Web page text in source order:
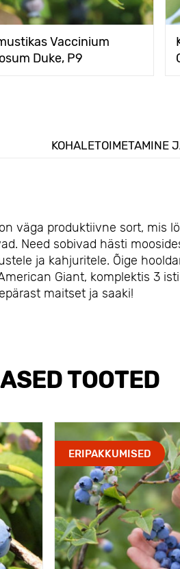
Vaccinium
Duke, P9
KOHALETOIMETAMINE
väga produktiivne sort, mis
Need sobivad hästi
ja kahjuritele. Õige
Giant, komplektis 3
maitset ja saaki!
TOOTED
ERIPAKKUMISED